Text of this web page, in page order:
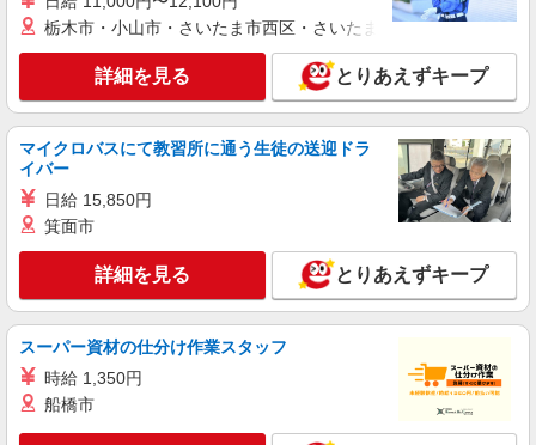
戦力エージェント株式会社
時給1,400円＋別途交通費全額支給 〈月収例〉
月21日稼働の場合 月収236,019円
群馬県高崎市吉井町
詳細を見る
派遣社員
戦力エージェント株式会社
機械オペレーター
時給1,450円〜1,500円＋別途交通費全額支給
〈月収例〉 月21日稼働の場合 月収236,019〜
244,125円（時給1450円×実働時間）
栃木市・小山市・さいたま市西区・さいたま市岩槻区・久喜市・
詳細を見る とりあえずキープ
マイクロバスにて教習所に通う生徒の送迎ドラ
イバー
日給 15,850円
箕面市
詳細を見る とりあえずキープ
スーパー資材の仕分け作業スタッフ
時給 1,350円
船橋市